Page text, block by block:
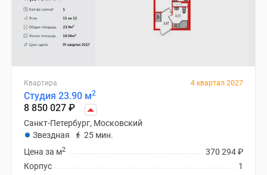
Квартира 4 квартал 2027
Студия 23.90 м2
8 850 027 ₽
Санкт-Петербург, Московский
Звездная
25 мин.
370 294₽
Цена за м2
1
Корпус